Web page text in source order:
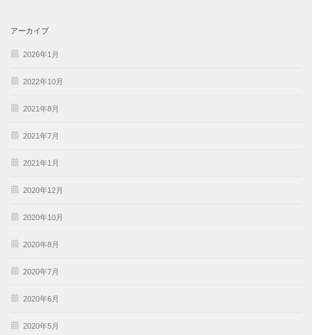
アーカイブ
2026年1月
2022年10月
2021年8月
2021年7月
2021年1月
2020年12月
2020年10月
2020年8月
2020年7月
2020年6月
2020年5月